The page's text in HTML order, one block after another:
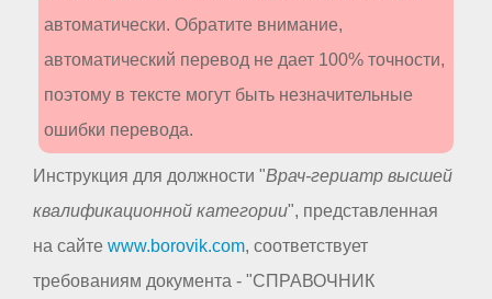
автоматически. Обратите внимание,
автоматический перевод не дает 100% точности,
поэтому в тексте могут быть незначительные
ошибки перевода.
Инструкция для должности "Врач-гериатр высшей
квалификационной категории", представленная
на сайте www.borovik.com, соответствует
требованиям документа - "СПРАВОЧНИК